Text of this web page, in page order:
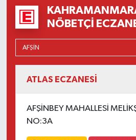
NÖBETÇI
ATLAS ECZANESİ
AFŞİNBEY MAHALLESİ
NO:3A